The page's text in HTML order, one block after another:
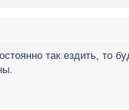
так ездить, то